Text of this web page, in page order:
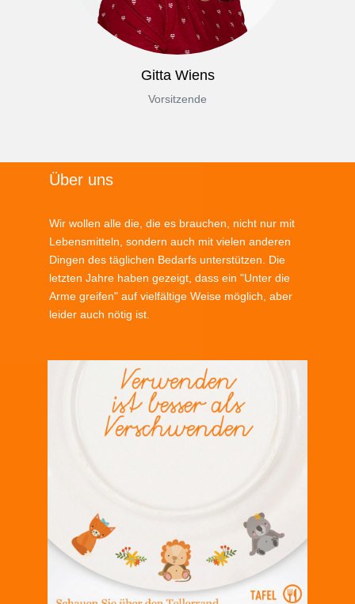
Gitta Wiens
Vorsitzende
Über uns
Wir wollen alle die, die es brauchen, nicht nur mit
Lebensmitteln, sondern auch mit vielen anderen
Dingen des täglichen Bedarfs unterstützen. Die
letzten Jahre haben gezeigt, dass ein "Unter die
Arme greifen" auf vielfältige Weise möglich, aber
leider auch nötig ist.